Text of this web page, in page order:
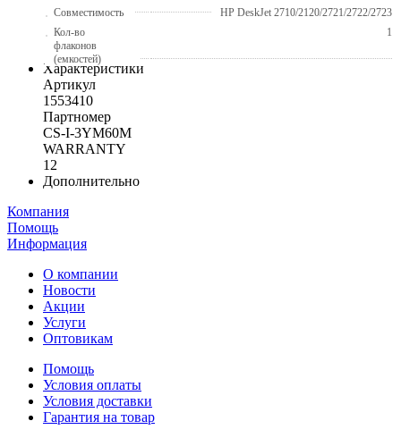
Совместимость
HP DeskJet 2710/2120/2721/2722/2723
Кол-во
флаконов
(емкостей)
1
Характеристики
Артикул
1553410
Партномер
CS-I-3YM60M
WARRANTY
12
Дополнительно
Компания
Помощь
Информация
О компании
Новости
Акции
Услуги
Оптовикам
Помощь
Условия оплаты
Условия доставки
Гарантия на товар